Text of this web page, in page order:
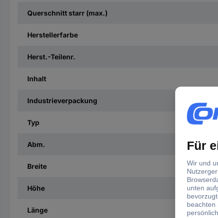
Querschnitt starr (max.)
Herstellerfarbe
Herst.-Teilenr.
Inhalt
Industrieverpackung
Typ
Abm.
Breite
Höhe
Länge